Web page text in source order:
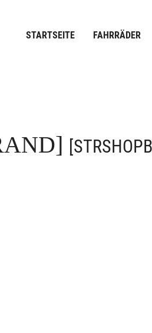
STARTSEITE FAHRRÄDER